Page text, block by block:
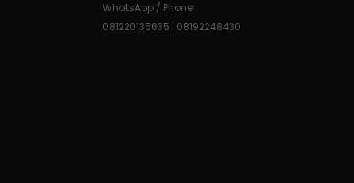
WhatsApp / Phone
081220135635 | 08192248430